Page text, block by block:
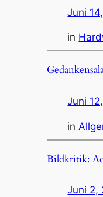
Juni
in
Juni
in
Bildkritik:
Juni 2,